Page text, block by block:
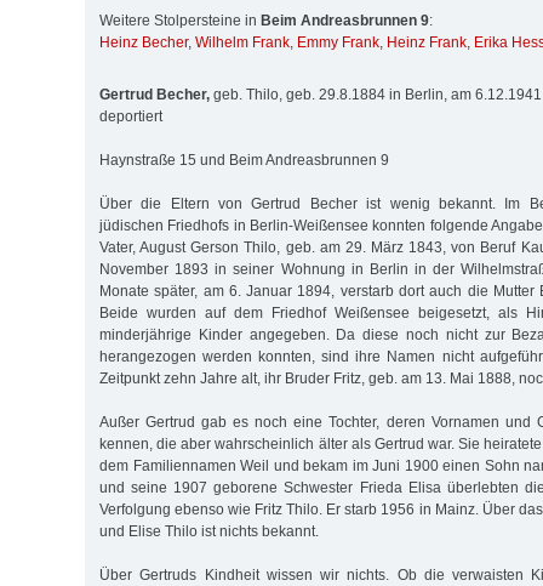
Weitere Stolpersteine in Beim Andreasbrunnen 9:
Heinz Becher, Wilhelm Frank, Emmy Frank, Heinz Frank, Erika
Gertrud Becher, geb. Thilo, geb. 29.8.1884 in Berlin, am
deportiert
Haynstraße 15 und Beim Andreasbrunnen 9
Über die Eltern von Gertrud Becher ist wenig bekannt. Im
jüdischen Friedhofs in Berlin-Weißensee konnten folgende
Vater, August Gerson Thilo, geb. am 29. März 1843, von Beruf
November 1893 in seiner Wohnung in Berlin in der
Monate später, am 6. Januar 1894, verstarb dort auch die Mutter
Beide wurden auf dem Friedhof Weißensee beigesetzt, als
minderjährige Kinder angegeben. Da diese noch nicht zur
herangezogen werden konnten, sind ihre Namen nicht
Zeitpunkt zehn Jahre alt, ihr Bruder Fritz, geb. am 13. Mai 1888,
Außer Gertrud gab es noch eine Tochter, deren Vornamen und
kennen, die aber wahrscheinlich älter als Gertrud war. Sie
dem Familiennamen Weil und bekam im Juni 1900 einen Sohn
und seine 1907 geborene Schwester Frieda Elisa überlebten
Verfolgung ebenso wie Fritz Thilo. Er starb 1956 in Mainz. Über
und Elise Thilo ist nichts bekannt.
Über Gertruds Kindheit wissen wir nichts. Ob die verwaisten